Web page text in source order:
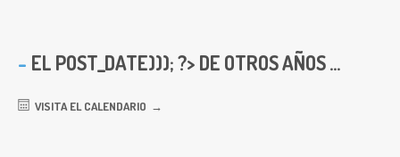
EL POST_DATE))); ?> DE OTROS AÑOS ...
VISITA EL CALENDARIO